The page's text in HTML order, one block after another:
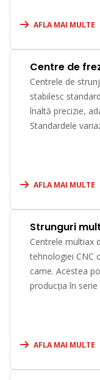
AFLA MAI MULTE
Centre de
Centrele de
stabilesc
înaltă precizie,
Standardele
serii mici sau
AFLA MAI MULTE
Strunguri
Centrele multiax
tehnologiei CNC
came. Acestea
producția în
AFLA MAI MULTE